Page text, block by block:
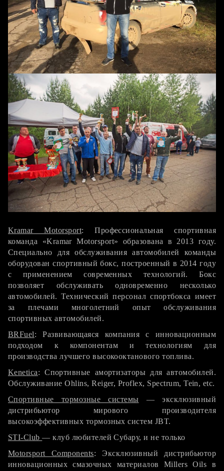
Kramar Motorsport: Профессиональная спортивная
команда «Kramar Motorsport» образована в 2013 году.
Специально для обслуживания автомобилей команды
оборудован спортивный бокс, построенный в 2014 году
с применением современных технологий. Бокс
позволяет обслуживать одновременно несколько
автомобилей. Технический персонал спортбокса имеет
за плечами многолетний опыт обслуживания
спортивных автомобилей.
BRFuel: Развивающаяся компания с инновационным
подходом к компонентам и технологиям для
производства лучшего высокооктанового топлива.
Kenetica: Спортивные амортизаторы для автомобилей.
Обслуживание Ohlins, Reiger, Proflex, Spectrum, Tein, etc.
Спортивные тормозные системы — эксклюзивный
дистрибьютор мирового производителя
высокоэффективных тормозных систем JBT.
STI-Club— клуб любителей Субару, и не только
Motorsport Components: Эксклюзивный дистрибьютор
инновационных смазочных материалов Millers Oils в